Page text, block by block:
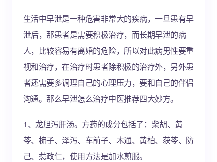
生活中早泄是一种危害非常大的疾病，一旦患有早
泄后，那患者是需要积极治疗，而长期早泄的病
人，比较容易有离婚的危险，所以对此病男性要重
视和治疗，在治疗时患者除积极的治疗外，另外患
者还需要多调理自己的心理压力，要和自己的伴侣
沟通。那么早泄怎么治疗中医推荐四大妙方。
1、龙胆泻肝汤。方药的成分包括了：柴胡、黄
苓、梳子、泽泻、车前子、木通、黄柏、获苓、防
己、惹政仁，使用方法是加水煎服。